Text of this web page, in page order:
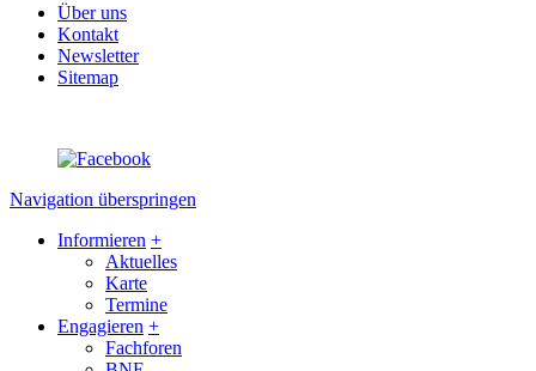
Über uns
Kontakt
Newsletter
Sitemap
Navigation überspringen
Informieren +
Aktuelles
Karte
Termine
Engagieren +
Fachforen